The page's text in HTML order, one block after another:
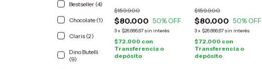
Bestseller (4)
Chocolate (1)
Claris (2)
Dino Butelli
(9)
$80.000
$159.900
50% OFF
3x $26.666,67 sin interés
$72.000 con
Transferencia o
depósito
$80.000
$159.900
50% OFF
3x $26.666,67 sin interés
$72.000 con
Transferencia o
depósito